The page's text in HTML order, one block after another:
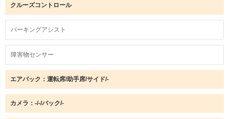
クルーズコントロール
パーキングアシスト
障害物センサー
エアバック：運転席/助手席/サイド/-
カメラ：-/-/バック/-